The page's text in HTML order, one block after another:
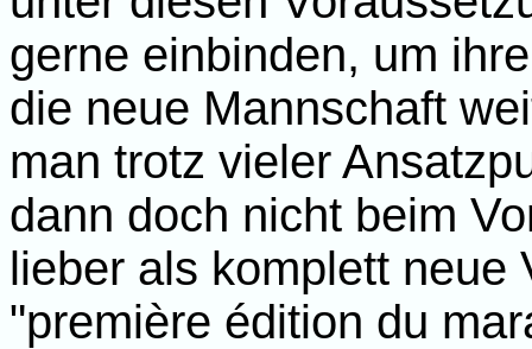
gerne einbinden, um
die neue Mannschaft
man trotz vieler
dann doch nicht beim
lieber als komplett neue
"première édition du